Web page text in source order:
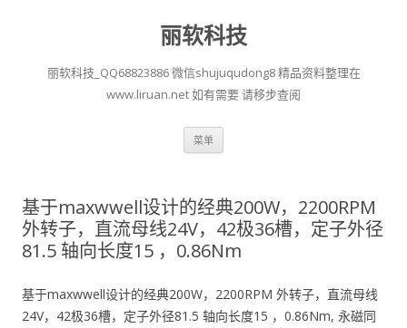
丽软科技
丽软科技_QQ68823886 微信shujuqudong8 精品资料整理在
www.liruan.net 如有需要 请移步查阅
菜单
基于maxwwell设计的经典200W，2200RPM
外转子，直流母线24V，42极36槽，定子外径
81.5 轴向长度15 ，0.86Nm
基于maxwwell设计的经典200W，2200RPM 外转子，直流母线
24V，42极36槽，定子外径81.5 轴向长度15 ，0.86Nm, 永磁同